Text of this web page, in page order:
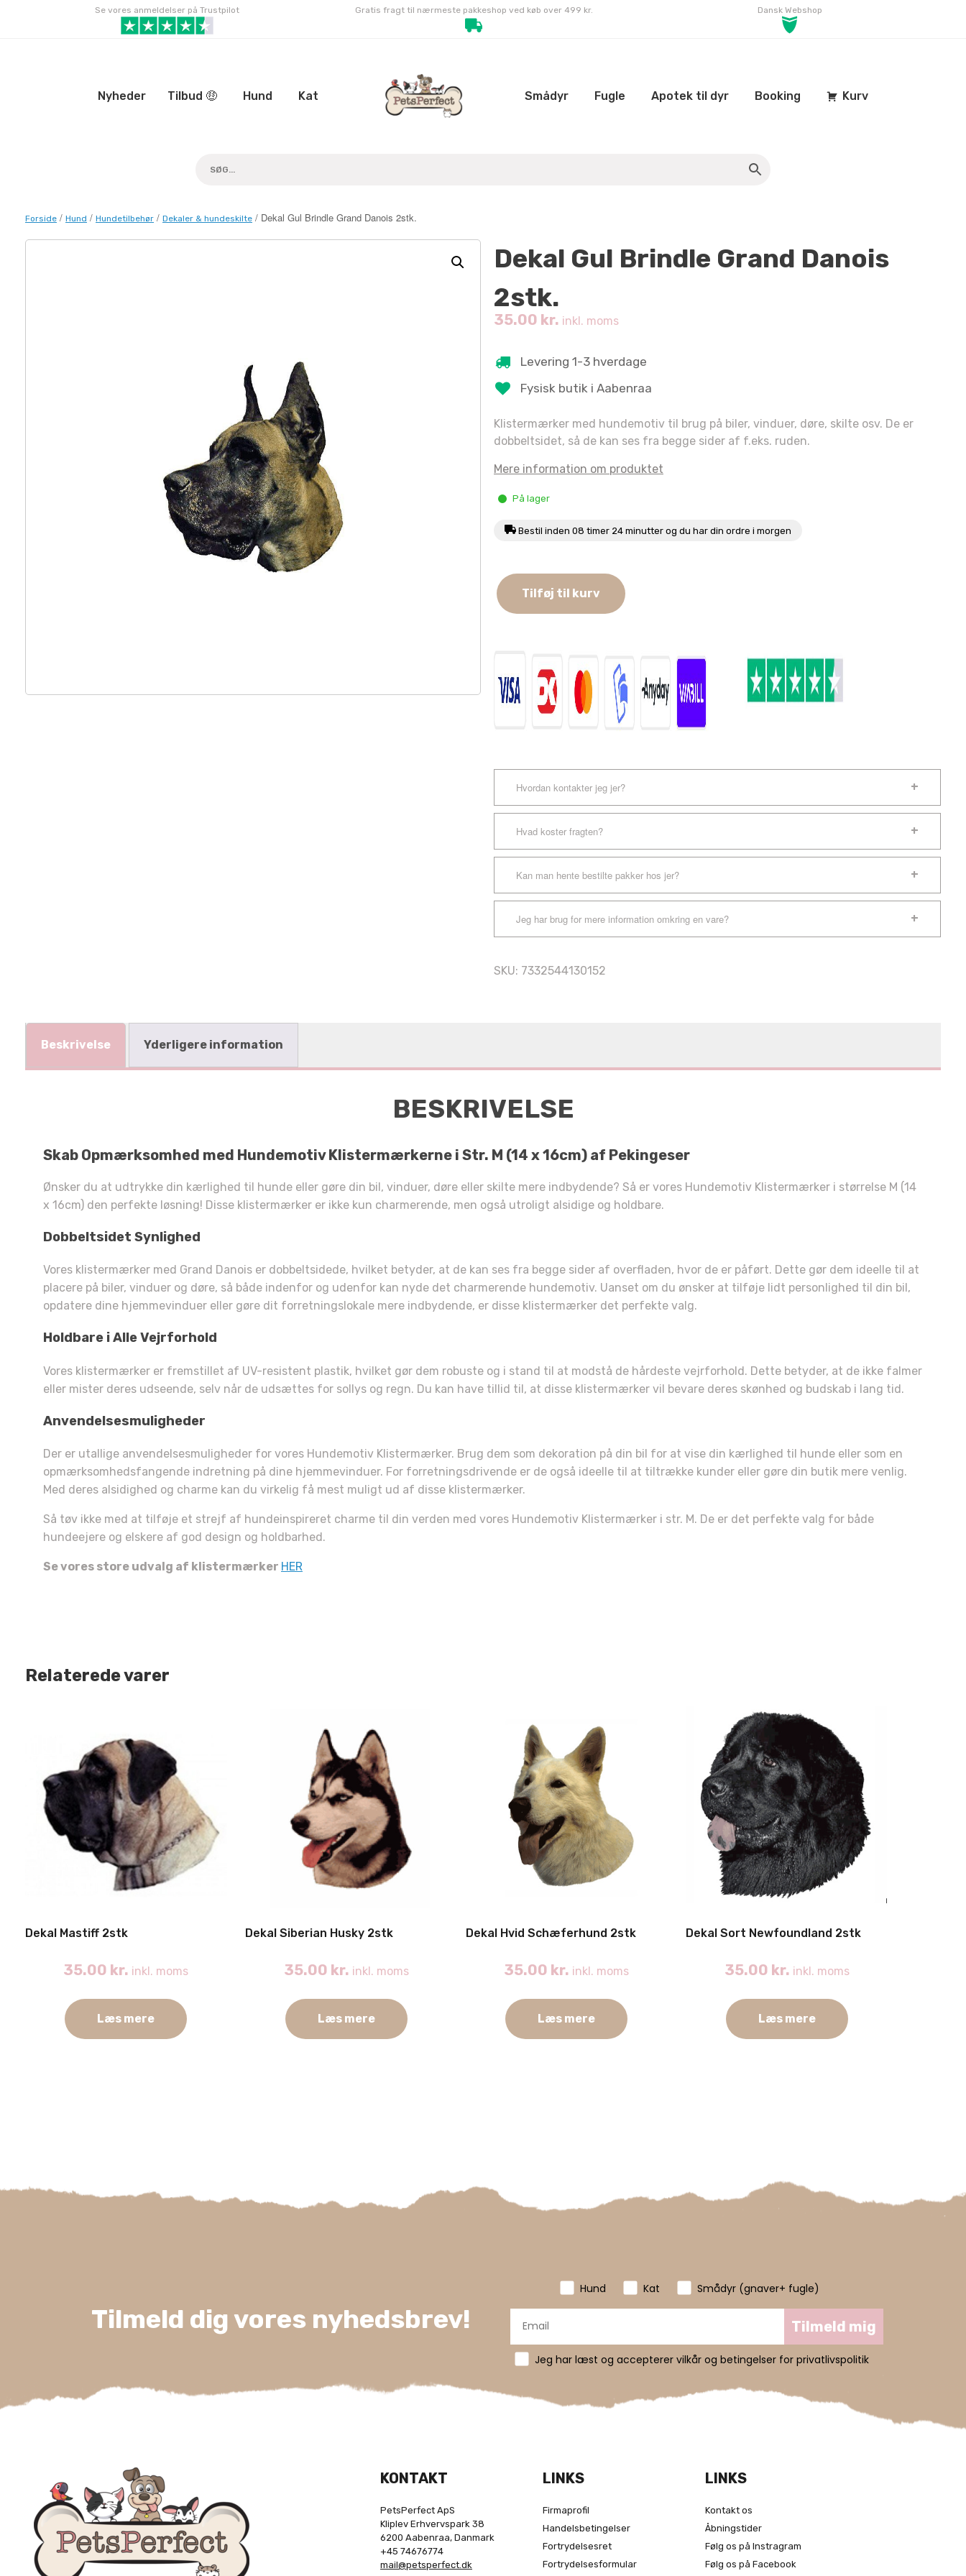
Se vores anmeldelser på Trustpilot Gratis fragt til nærmeste pakkeshop ved køb over 499 kr. Dansk Webshop
Nyheder Tilbud 🤑 Hund Kat Smådyr Fugle Apotek til dyr Booking Kurv
Forside / Hund / Hundetilbehør / Dekaler & hundeskilte / Dekal Gul Brindle Grand Danois 2stk.
Dekal Gul Brindle Grand Danois
2stk.
35.00 kr. inkl. moms
Levering 1-3 hverdage
Fysisk butik i Aabenraa
Klistermærker med hundemotiv til brug på biler, vinduer, døre, skilte osv. De er
dobbeltsidet, så de kan ses fra begge sider af f.eks. ruden.
Mere information om produktet
På lager
Bestil inden 08 timer 24 minutter og du har din ordre i morgen
Dekal
Gul
Brindle
Tilføj til kurv
Hvordan kontakter jeg jer?
Hvad koster fragten?
Kan man hente bestilte pakker hos jer?
Jeg har brug for mere information omkring en vare?
SKU: 7332544130152
Beskrivelse Yderligere information
BESKRIVELSE
Skab Opmærksomhed med Hundemotiv Klistermærkerne i Str. M (14 x 16cm) af Pekingeser
Ønsker du at udtrykke din kærlighed til hunde eller gøre din bil, vinduer, døre eller skilte mere indbydende? Så er vores Hundemotiv Klistermærker i størrelse M (14
x 16cm) den perfekte løsning! Disse klistermærker er ikke kun charmerende, men også utroligt alsidige og holdbare.
Dobbeltsidet Synlighed
Vores klistermærker med Grand Danois er dobbeltsidede, hvilket betyder, at de kan ses fra begge sider af overfladen, hvor de er påført. Dette gør dem ideelle til at
placere på biler, vinduer og døre, så både indenfor og udenfor kan nyde det charmerende hundemotiv. Uanset om du ønsker at tilføje lidt personlighed til din bil,
opdatere dine hjemmevinduer eller gøre dit forretningslokale mere indbydende, er disse klistermærker det perfekte valg.
Holdbare i Alle Vejrforhold
Vores klistermærker er fremstillet af UV-resistent plastik, hvilket gør dem robuste og i stand til at modstå de hårdeste vejrforhold. Dette betyder, at de ikke falmer
eller mister deres udseende, selv når de udsættes for sollys og regn. Du kan have tillid til, at disse klistermærker vil bevare deres skønhed og budskab i lang tid.
Anvendelsesmuligheder
Der er utallige anvendelsesmuligheder for vores Hundemotiv Klistermærker. Brug dem som dekoration på din bil for at vise din kærlighed til hunde eller som en
opmærksomhedsfangende indretning på dine hjemmevinduer. For forretningsdrivende er de også ideelle til at tiltrække kunder eller gøre din butik mere venlig.
Med deres alsidighed og charme kan du virkelig få mest muligt ud af disse klistermærker.
Så tøv ikke med at tilføje et strejf af hundeinspireret charme til din verden med vores Hundemotiv Klistermærker i str. M. De er det perfekte valg for både
hundeejere og elskere af god design og holdbarhed.
Se vores store udvalg af klistermærker HER
Relaterede varer
Dekal Mastiff 2stk
35.00 kr. inkl. moms
Læs mere
Dekal Siberian Husky 2stk
35.00 kr. inkl. moms
Læs mere
Dekal Hvid Schæferhund 2stk
35.00 kr. inkl. moms
Læs mere
Dekal Sort Newfoundland 2stk
35.00 kr. inkl. moms
Læs mere
Tilmeld dig vores nyhedsbrev!
Hund Kat Smådyr (gnaver+ fugle)
Tilmeld mig
Jeg har læst og accepterer vilkår og betingelser for privatlivspolitik
KONTAKT
PetsPerfect ApS
Kliplev Erhvervspark 38
6200 Aabenraa, Danmark
+45 74676774
mail@petsperfect.dk
LINKS
Firmaprofil
Handelsbetingelser
Fortrydelsesret
Fortrydelsesformular
LINKS
Kontakt os
Åbningstider
Følg os på Instragram
Følg os på Facebook
Du har fået
10% RABAT!
Hund 🐶
Kat 🐱